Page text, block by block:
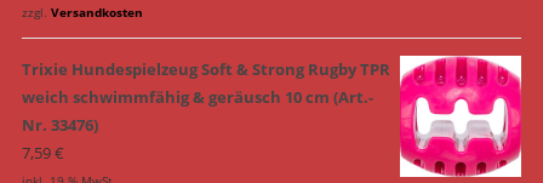
zzgl. Versandkosten
Trixie Hundespielzeug Soft & Strong Rugby TPR
weich schwimmfähig & geräusch 10 cm (Art.-
Nr. 33476)
7,59€